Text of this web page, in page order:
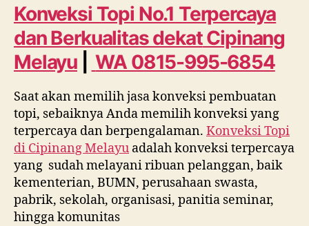
dan
Berkualitas
dekat
Cipinang
Melayu
0815
995
6854
Konveksi Topi No.1 Terpercaya
dan Berkualitas dekatCipinang
Melayu
WA 0815-995-6854
Saat akan memilih jasa konveksi pembuatan
topi, sebaiknya Anda memilih konveksi yang
terpercaya dan berpengalaman. Konveksi Topi
di Cipinang Melayu adalah konveksi terpercaya
yang sudah melayani ribuan pelanggan, baik
kementerian, BUMN, perusahaan swasta,
pabrik, sekolah, organisasi, panitia seminar,
hingga komunitas